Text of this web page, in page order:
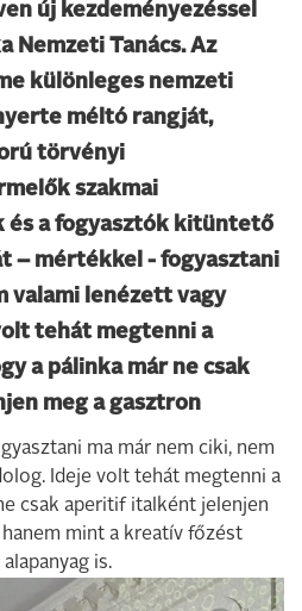
új kezdeményezéssel
Nemzeti Tanács. Az
különleges nemzeti
méltó rangját,
törvényi
szakmai
a fogyasztók kitüntető
– mértékkel - fogyasztani
valami lenézett vagy
tehát megtenni a
a pálinka már ne csak
meg a gasztron
ma már nem ciki, nem
Ideje volt tehát megtenni a
csak aperitif italként jelenjen
mint a kreatív főzést
is.